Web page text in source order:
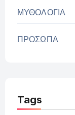
ΜΥΘΟΛΟΓΙΑ
ΠΡΟΣΩΠΑ
Tags